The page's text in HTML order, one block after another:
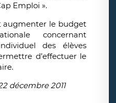
Emploi ».
augmenter le budget
concernant
des élèves
d’effectuer le
décembre 2011